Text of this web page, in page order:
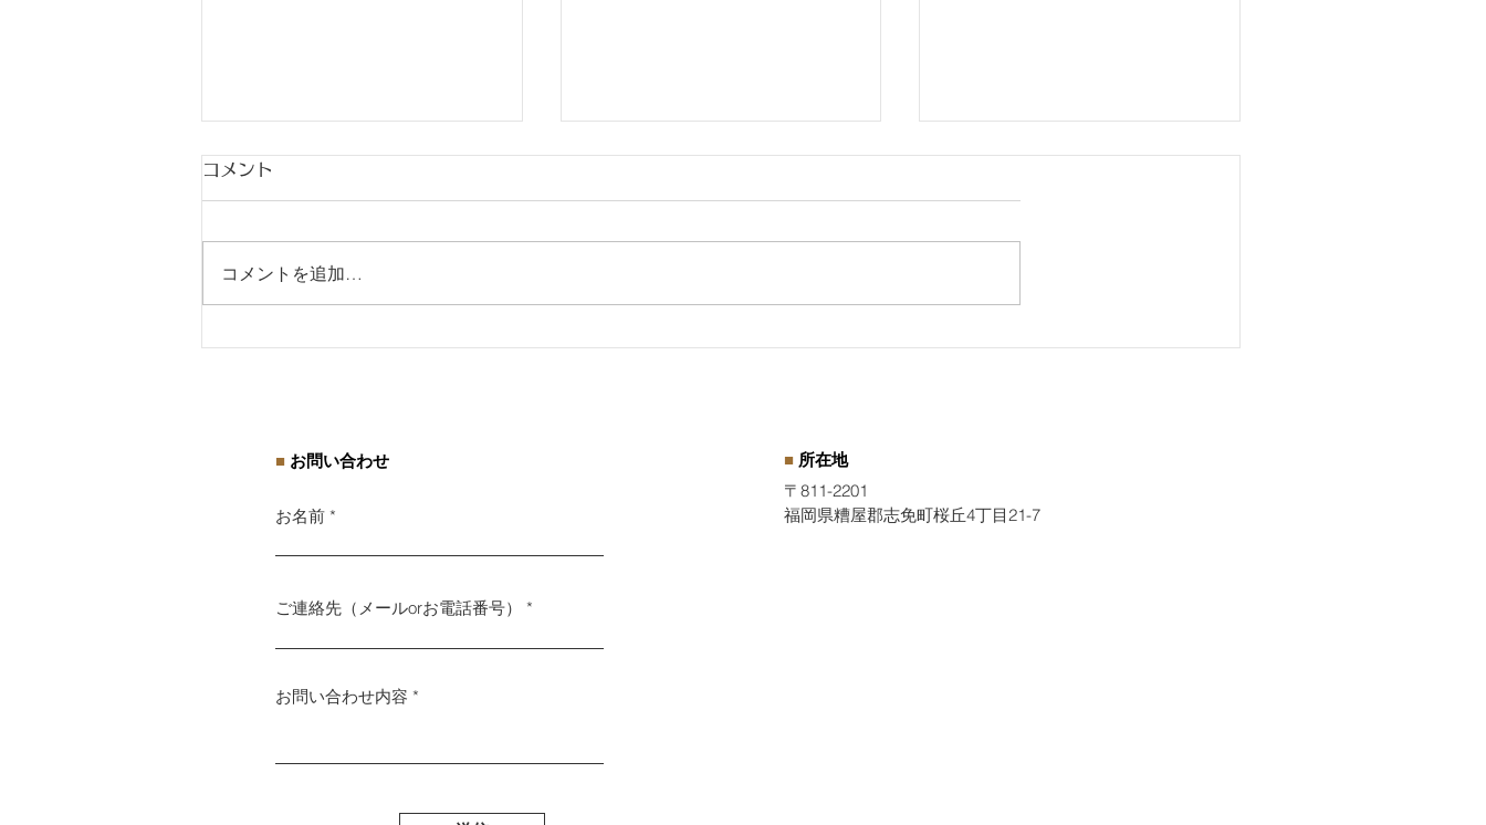
18歳未満を使用するときに
社会保険適用促進手当と保険
【閑話休題】ふるさと納税で
コメント
コメントを追加…
■ お問い合わせ
お名前
ご連絡先（メールorお電話番号）
お問い合わせ内容
■ 所在地
〒811-2201
福岡県糟屋郡志免町桜丘4丁目21-7